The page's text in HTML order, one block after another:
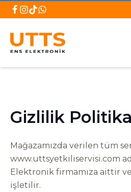
Gizlilik
Mağazamızda verilen tüm
www.uttsyetkiliservisi.com
Elektronik firmamıza aittir
işletilir.